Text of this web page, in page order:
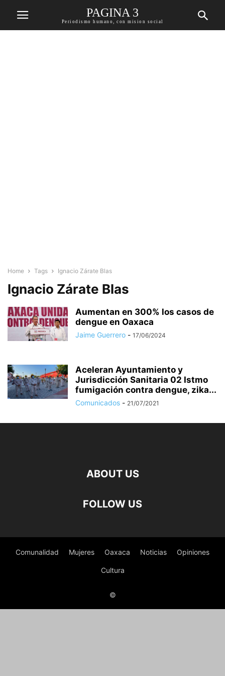
PAGINA 3
Periodismo humano, con mision social
Home Tags Ignacio Zárate Blas
Ignacio Zárate Blas
Aumentan en 300% los casos de
dengue en Oaxaca
Jaime Guerrero - 17/06/2024
Aceleran Ayuntamiento y
Jurisdicción Sanitaria 02 Istmo
fumigación contra dengue, zika...
Comunicados - 21/07/2021
ABOUT US
FOLLOW US
Comunalidad Mujeres Oaxaca Noticias Opiniones
Cultura
©